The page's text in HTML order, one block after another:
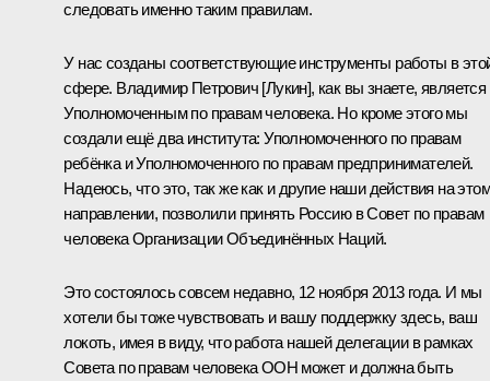
следовать именно таким правилам.
У нас созданы соответствующие инструменты работы в
сфере. Владимир Петрович [Лукин], как вы знаете, является
Уполномоченным по правам человека. Но кроме этого мы
создали ещё два института: Уполномоченного по правам
ребёнка и Уполномоченного по правам предпринимателей.
Надеюсь, что это, так же как и другие наши действия на этом
направлении, позволили принять Россию в Совет по правам
человека Организации Объединённых Наций.
Это состоялось совсем недавно, 12 ноября 2013 года. И мы
хотели бы тоже чувствовать и вашу поддержку здесь, ваш
локоть, имея в виду, что работа нашей делегации в рамках
Совета по правам человека ООН может и должна быть